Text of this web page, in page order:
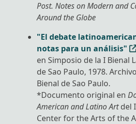
Post. Notes on Modern and
Around the Globe
"El debate
notas para un análisis"
en Simposio de la I Bienal
de Sao Paulo, 1978.
Bienal de Sao Paulo.
*Documento original en
American and Latino Artdel
Center for the Arts of the